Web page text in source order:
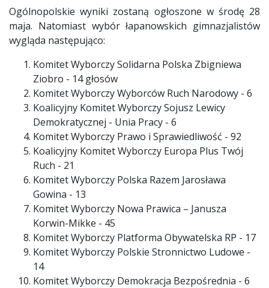
Ogólnopolskie wyniki zostaną ogłoszone w środę 28
maja. Natomiast wybór łapanowskich gimnazjalistów
wygląda następująco:
Komitet Wyborczy Solidarna Polska Zbigniewa
Ziobro - 14 głosów
Komitet Wyborczy Wyborców Ruch Narodowy - 6
Koalicyjny Komitet Wyborczy Sojusz Lewicy
Demokratycznej - Unia Pracy - 6
Komitet Wyborczy Prawo i Sprawiedliwość - 92
Koalicyjny Komitet Wyborczy Europa Plus Twój
Ruch - 21
Komitet Wyborczy Polska Razem Jarosława
Gowina - 13
Komitet Wyborczy Nowa Prawica – Janusza
Korwin-Mikke - 45
Komitet Wyborczy Platforma Obywatelska RP - 17
Komitet Wyborczy Polskie Stronnictwo Ludowe -
14
Komitet Wyborczy Demokracja Bezpośrednia - 6